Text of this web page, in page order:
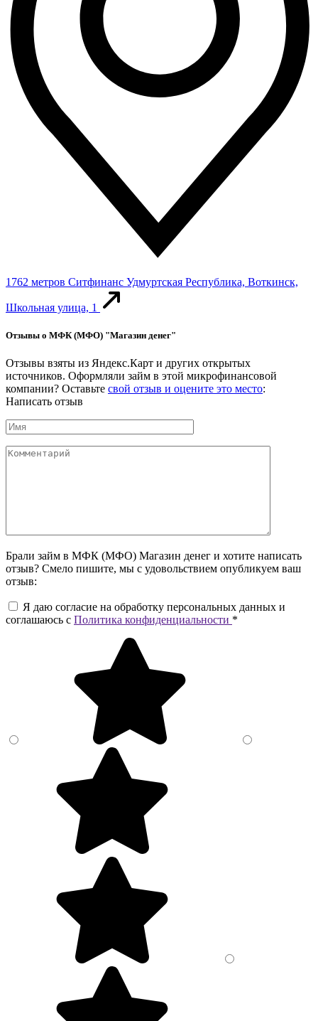
1762 метров Ситфинанс Удмуртская Республика, Воткинск,
Школьная улица, 1
Отзывы о МФК (МФО) "Магазин денег"
Отзывы взяты из Яндекс.Карт и других открытых
источников. Оформляли займ в этой микрофинансовой
компании? Оставьте свой отзыв и оцените это место:
Написать отзыв
Брали займ в МФК (МФО) Магазин денег и хотите написать
отзыв? Смело пишите, мы с удовольствием опубликуем ваш
отзыв:
Я даю согласие на обработку персональных данных и
соглашаюсь c Политика конфиденциальности *